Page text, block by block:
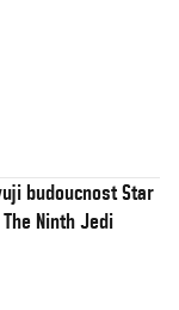
budoucnost Star
Ninth Jedi